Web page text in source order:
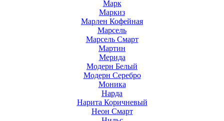
Марк
Маркиз
Марлен Кофейная
Марсель
Марсель Смарт
Мартин
Мерида
Модерн Белый
Модерн Серебро
Моника
Нарда
Нарита Коричневый
Неон Смарт